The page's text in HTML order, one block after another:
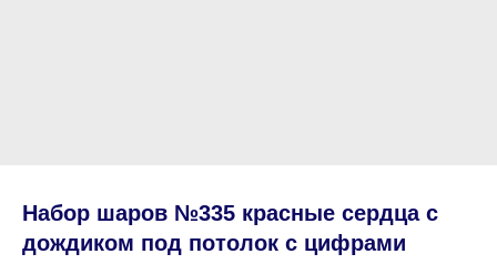
Набор шаров №335 красные сердца с
дождиком под потолок с цифрами